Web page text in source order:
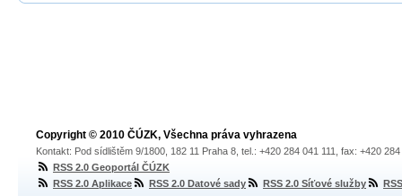
Copyright © 2010 ČÚZK, Všechna práva vyhrazena
Kontakt: Pod sídlištěm 9/1800, 182 11 Praha 8, tel.: +420 284 041 111, fax: +420
RSS 2.0 Geoportál ČÚZK
RSS 2.0 Aplikace
RSS 2.0 Datové sady RSS 2.0 Síťové služby